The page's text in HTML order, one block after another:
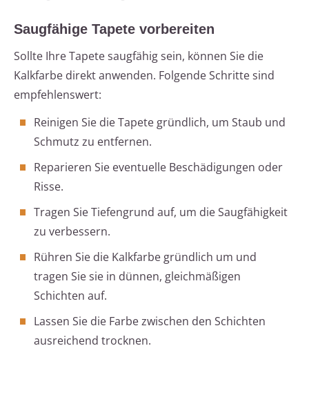
Saugfähige Tapete vorbereiten
Sollte Ihre Tapete saugfähig sein, können Sie die
Kalkfarbe direkt anwenden. Folgende Schritte sind
empfehlenswert:
Reinigen Sie die Tapete gründlich, um Staub und
Schmutz zu entfernen.
Reparieren Sie eventuelle Beschädigungen oder
Risse.
Tragen Sie Tiefengrund auf, um die Saugfähigkeit
zu verbessern.
Rühren Sie die Kalkfarbe gründlich um und
tragen Sie sie in dünnen, gleichmäßigen
Schichten auf.
Lassen Sie die Farbe zwischen den Schichten
ausreichend trocknen.